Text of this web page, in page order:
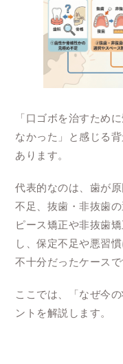
「口ゴボを治すため
なかった」と感じる
あります。
代表的なのは、歯が
不足、抜歯・非抜歯
ピース矯正や非抜歯
し、保定不足や悪習
不十分だったケースで
ここでは、「なぜ今
ントを解説します。